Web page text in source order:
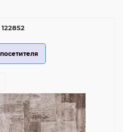
122852
посетителя